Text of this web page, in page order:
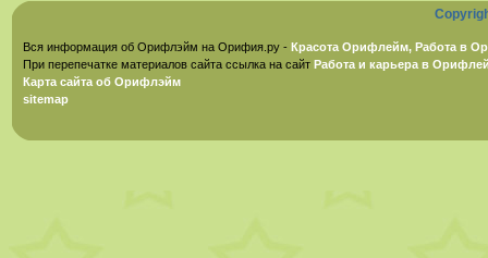
Вся информация об Орифлэйм на Орифия.ру - Красота Орифлейм, Работа в
При перепечатке материалов сайта ссылка на сайт Работа и карьера в
Карта сайта об Орифлэйм
sitemap